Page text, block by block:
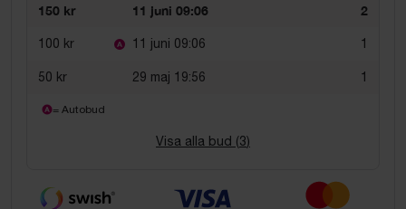
150 kr 11 juni 09:06 2
100 kr 11 juni 09:06 1
50 kr 29 maj 19:56 1
= Autobud
Visa alla bud (3)